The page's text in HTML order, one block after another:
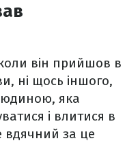
він прийшов в
ні щось іншого,
яка
і влитися в
вдячний за це